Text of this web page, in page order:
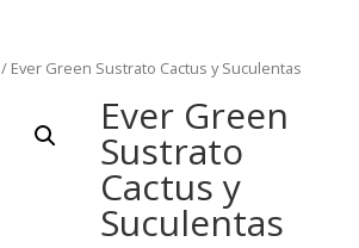
/ Ever Green Sustrato Cactus y Suculentas
Ever Green
Sustrato
Cactus y
Suculentas